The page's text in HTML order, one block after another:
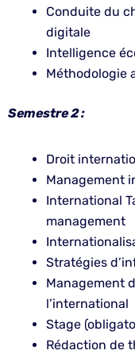
Conduite du
digitale
Intelligence
Méthodologie
Semestre 2 :
Droit
Management
International
management
Stratégies
Management
l’international
Stage
Rédaction de